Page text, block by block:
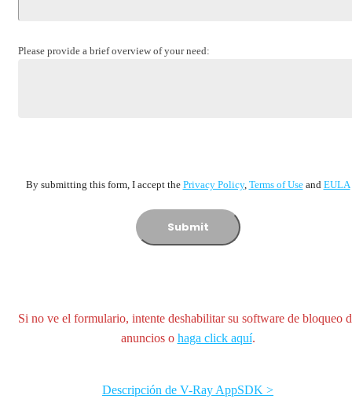
Please provide a brief overview of your need:
By submitting this form, I accept the Privacy Policy, Terms of Usеand EULA
Submit
Si no ve el formulario, intente deshabilitar su software de bloqueo
anuncios o haga click aquí.
Descripción de V-Ray AppSDK >